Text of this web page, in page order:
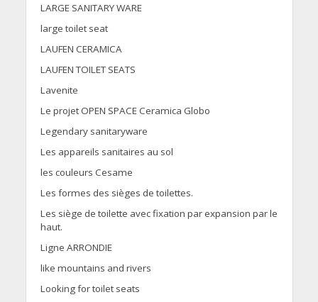
LARGE SANITARY WARE
large toilet seat
LAUFEN CERAMICA
LAUFEN TOILET SEATS
Lavenite
Le projet OPEN SPACE Ceramica Globo
Legendary sanitaryware
Les appareils sanitaires au sol
les couleurs Cesame
Les formes des sièges de toilettes.
Les siège de toilette avec fixation par expansion par le
haut.
Ligne ARRONDIE
like mountains and rivers
Looking for toilet seats